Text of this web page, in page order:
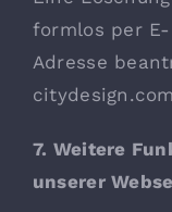
formlos per
Adresse
7. Weitere
unserer